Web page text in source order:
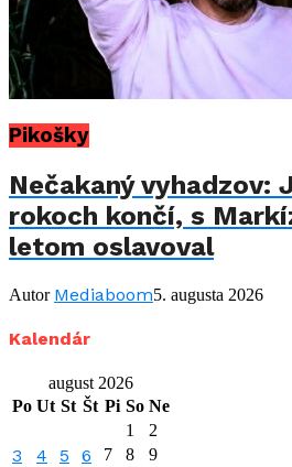
Pikošky
Nečakaný vyhadzov:
rokoch končí, s
letom oslavoval
Autor Mediaboom5. augusta 2026
Kalendár
august 2026
Po Ut St Št Pi So Ne
1
2
3 4 5 6 7 8
9